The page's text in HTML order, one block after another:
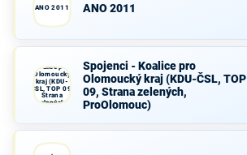
ANO 2011 ANO 2011
Koalice pro
Olomoucký
kraj (KDU-
ČSL, TOP 09,
Strana
zelených,
Spojenci - Koalice pro
Olomoucký kraj (KDU-ČSL, TOP
09, Strana zelených,
ProOlomouc)